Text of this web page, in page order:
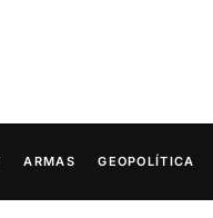
ARMAS GEOPOLÍTICA